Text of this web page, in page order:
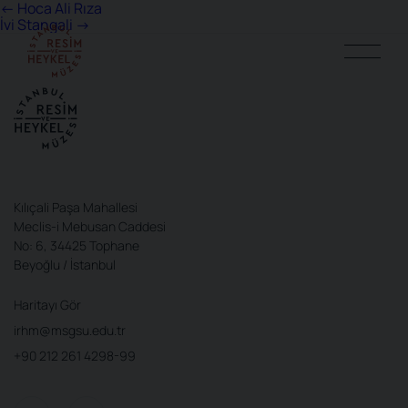
Yazı
gezinmesi
← Hoca Ali Rıza
İvi Stangali →
Kılıçali Paşa Mahallesi
Meclis-i Mebusan Caddesi
No: 6, 34425 Tophane
Beyoğlu / İstanbul
Haritayı Gör
irhm@msgsu.edu.tr
+90 212 261 4298-99